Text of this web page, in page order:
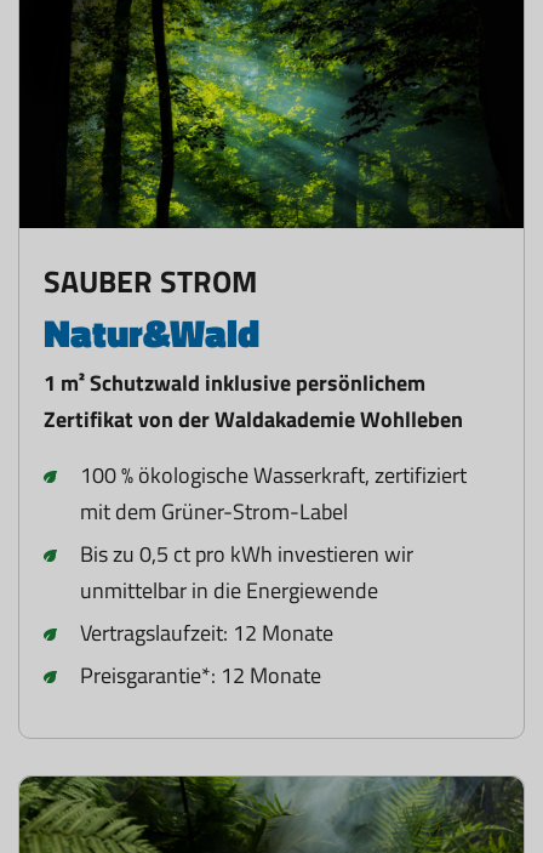
SAUBER STROM
Natur&Wald
1 m² Schutzwald inklusive persönlichem
Zertifikat von der Waldakademie Wohlleben
100 % ökologische Wasserkraft, zertifiziert
mit dem Grüner-Strom-Label
Bis zu 0,5 ct pro kWh investieren wir
unmittelbar in die Energiewende
Vertragslaufzeit: 12 Monate
Preisgarantie*: 12 Monate